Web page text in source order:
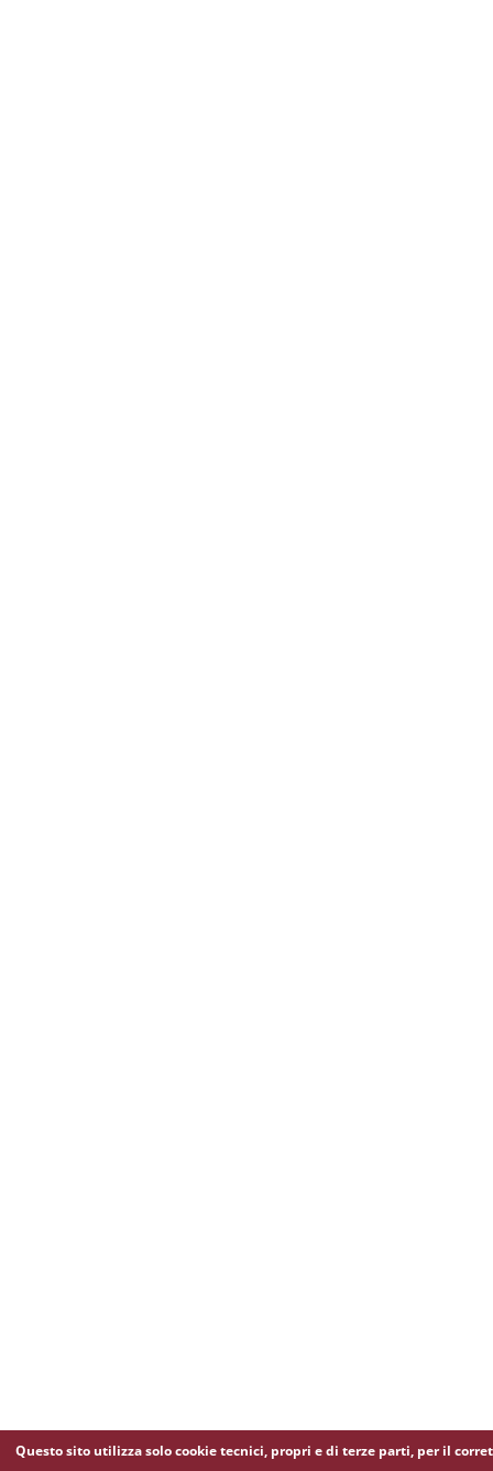
Questo sito utilizza solo cookie tecnici, propri e di terze parti, per il